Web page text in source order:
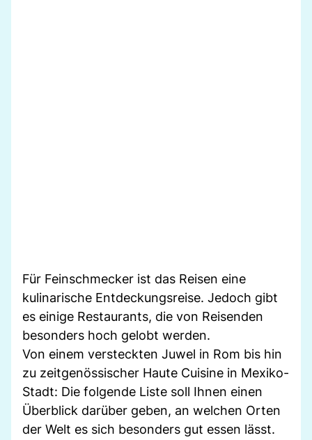
Für Feinschmecker ist das Reisen eine
kulinarische Entdeckungsreise. Jedoch gibt
es einige Restaurants, die von Reisenden
besonders hoch gelobt werden.
Von einem versteckten Juwel in Rom bis hin
zu zeitgenössischer Haute Cuisine in Mexiko-
Stadt: Die folgende Liste soll Ihnen einen
Überblick darüber geben, an welchen Orten
der Welt es sich besonders gut essen lässt.